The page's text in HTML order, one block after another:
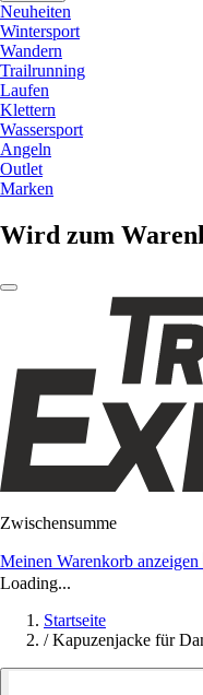
Neuheiten
Wintersport
Wandern
Trailrunning
Laufen
Klettern
Wassersport
Angeln
Outlet
Marken
Wird zum
Zwischensumme
Meinen Warenkorb anzeigen
Loading...
Startseite
/ Kapuzenjacke für